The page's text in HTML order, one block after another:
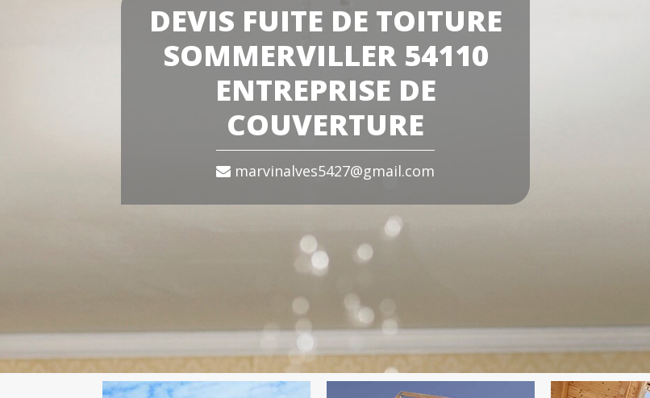
DEVIS FUITE DE TOITURE
SOMMERVILLER 54110
ENTREPRISE DE
COUVERTURE
marvinalves5427@gmail.com